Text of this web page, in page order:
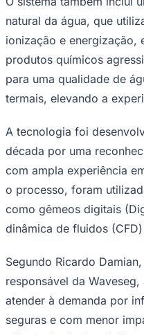
seguras e com menor
a implantação de
A empresa também
técnico, manutenção e
proposta é entregar uma
capaz de atender tanto
quanto públicos
O sistema apresentado
globais de
propor o uso de
energia. Além disso, a
a criação de novos
esportiva e ao turismo
contextos geográficos.